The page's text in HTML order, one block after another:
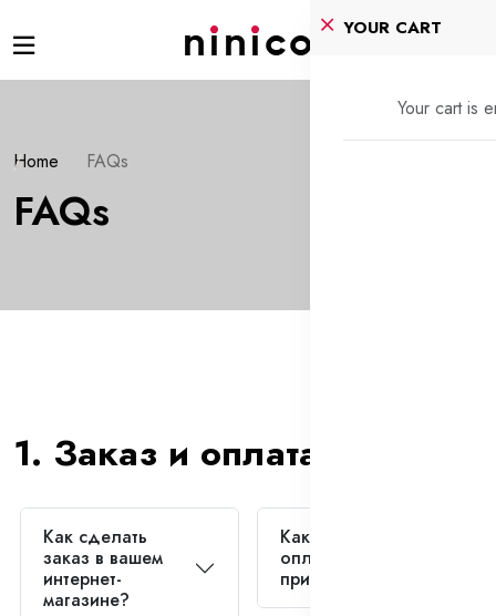
YOUR CART
Your cart is
Home FAQs
FAQs
1. Заказ и оплата
Как сделать
заказ в вашем
интернет-
магазине?
Какие способы
оплаты вы
принимаете?